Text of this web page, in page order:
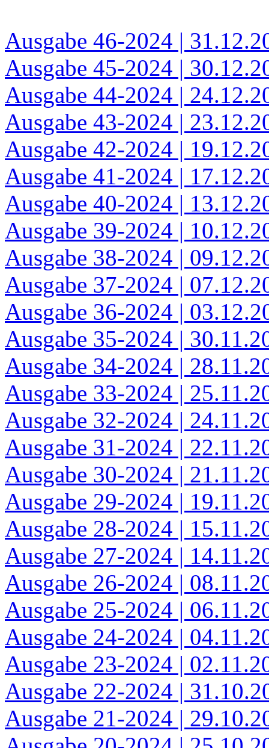
Ausgabe 46-2024 |
Ausgabe 45-2024 |
Ausgabe 44-2024 |
Ausgabe 43-2024 |
Ausgabe 42-2024 |
Ausgabe 41-2024 |
Ausgabe 40-2024 |
Ausgabe 39-2024 |
Ausgabe 38-2024 |
Ausgabe 37-2024 |
Ausgabe 36-2024 |
Ausgabe 35-2024 |
Ausgabe 34-2024 |
Ausgabe 33-2024 |
Ausgabe 32-2024 |
Ausgabe 31-2024 |
Ausgabe 30-2024 |
Ausgabe 29-2024 |
Ausgabe 28-2024 |
Ausgabe 27-2024 |
Ausgabe 26-2024 |
Ausgabe 25-2024 |
Ausgabe 24-2024 |
Ausgabe 23-2024 |
Ausgabe 22-2024 |
Ausgabe 21-2024 |